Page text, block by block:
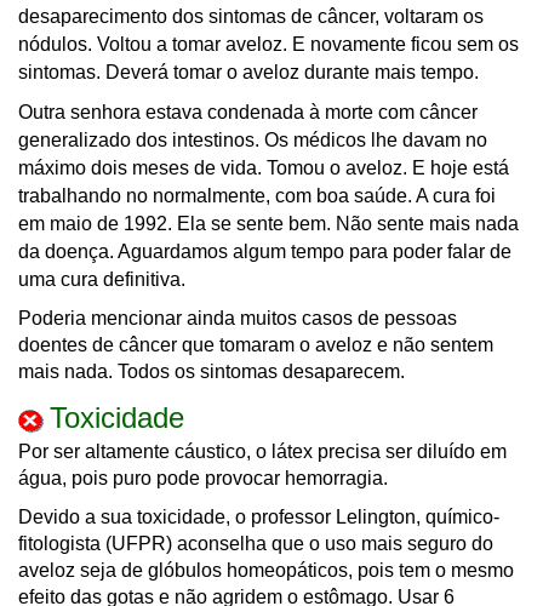
desaparecimento dos sintomas de câncer, voltaram os
nódulos. Voltou a tomar aveloz. E novamente ficou sem os
sintomas. Deverá tomar o aveloz durante mais tempo.
Outra senhora estava condenada à morte com câncer
generalizado dos intestinos. Os médicos lhe davam no
máximo dois meses de vida. Tomou o aveloz. E hoje está
trabalhando no normalmente, com boa saúde. A cura foi
em maio de 1992. Ela se sente bem. Não sente mais nada
da doença. Aguardamos algum tempo para poder falar de
uma cura definitiva.
Poderia mencionar ainda muitos casos de pessoas
doentes de câncer que tomaram o aveloz e não sentem
mais nada. Todos os sintomas desaparecem.
Toxicidade
Por ser altamente cáustico, o látex precisa ser diluído em
água, pois puro pode provocar hemorragia.
Devido a sua toxicidade, o professor Lelington, químico-
fitologista (UFPR) aconselha que o uso mais seguro do
aveloz seja de glóbulos homeopáticos, pois tem o mesmo
efeito das gotas e não agridem o estômago. Usar 6